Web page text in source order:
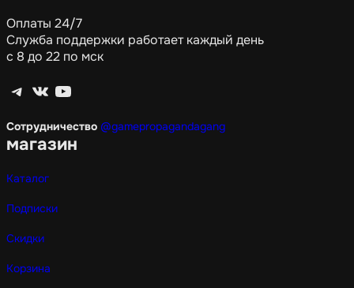
Оплаты 24/7
Служба поддержки работает каждый день
с 8 до 22 по мск
Telegram ВКонтакте YouTube
Сотрудничество @gamepropagandagang
магазин
Каталог
Подписки
Скидки
Корзина